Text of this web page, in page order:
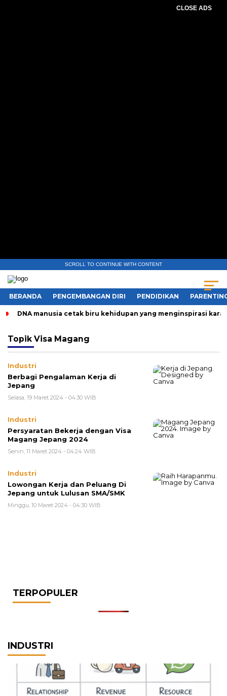
CLOSE ADS
SCROLL TO CONTINUE WITH CONTENT
BERANDA PENGEMBANGAN DIRI PENDIDIKAN
DNA manusia cetak biru kehidupan yang menginspirasi
Topik Visa Magang
Industri
Berbagi Pengalaman Kerja di
Jepang
Selasa, 19 Maret 2024 - 04:30 WIB
Industri
Persyaratan Bekerja dengan Visa
Magang Jepang 2024
Senin, 11 Maret 2024 - 04:24 WIB
Industri
Lowongan Kerja dan Peluang Di
Jepang untuk Lulusan SMA/SMK
Minggu, 10 Maret 2024 - 04:30 WIB
TERPOPULER
INDUSTRI